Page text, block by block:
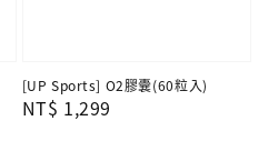
[UP Sports] O2膠囊(60粒入)
Regular
NT$ 1,299